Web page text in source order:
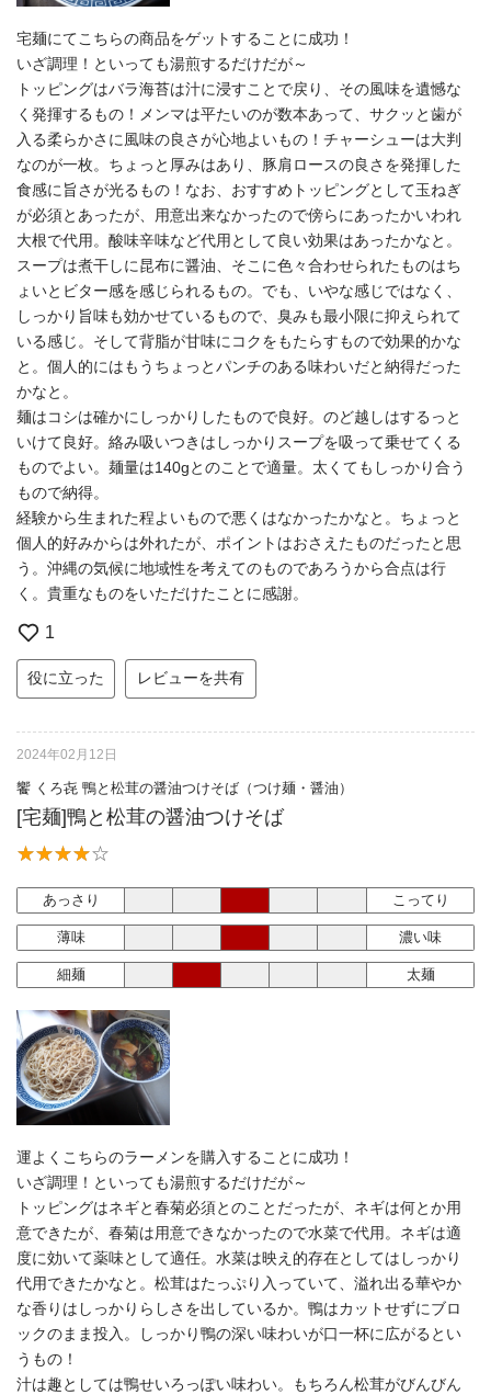
宅麺にてこちらの商品をゲットすることに成功！
いざ調理！といっても湯煎するだけだが～
トッピングはバラ海苔は汁に浸すことで戻り、その風味を遺憾な
く発揮するもの！メンマは平たいのが数本あって、サクッと歯が
入る柔らかさに風味の良さが心地よいもの！チャーシューは大判
なのが一枚。ちょっと厚みはあり、豚肩ロースの良さを発揮した
食感に旨さが光るもの！なお、おすすめトッピングとして玉ねぎ
が必須とあったが、用意出来なかったので傍らにあったかいわれ
大根で代用。酸味辛味など代用として良い効果はあったかなと。
スープは煮干しに昆布に醤油、そこに色々合わせられたものはち
ょいとビター感を感じられるもの。でも、いやな感じではなく、
しっかり旨味も効かせているもので、臭みも最小限に抑えられて
いる感じ。そして背脂が甘味にコクをもたらすもので効果的かな
と。個人的にはもうちょっとパンチのある味わいだと納得だった
かなと。
麺はコシは確かにしっかりしたもので良好。のど越しはするっと
いけて良好。絡み吸いつきはしっかりスープを吸って乗せてくる
ものでよい。麺量は140gとのことで適量。太くてもしっかり合う
もので納得。
経験から生まれた程よいもので悪くはなかったかなと。ちょっと
個人的好みからは外れたが、ポイントはおさえたものだったと思
う。沖縄の気候に地域性を考えてのものであろうから合点は行
く。貴重なものをいただけたことに感謝。
1
役に立った レビューを共有
2024年02月12日
饗 くろ㐂 鴨と松茸の醤油つけそば（つけ麺・醤油）
[宅麺]鴨と松茸の醤油つけそば
あっさり こってり
薄味 濃い味
細麺 太麺
運よくこちらのラーメンを購入することに成功！
いざ調理！といっても湯煎するだけだが～
トッピングはネギと春菊必須とのことだったが、ネギは何とか用
意できたが、春菊は用意できなかったので水菜で代用。ネギは適
度に効いて薬味として適任。水菜は映え的存在としてはしっかり
代用できたかなと。松茸はたっぷり入っていて、溢れ出る華やか
な香りはしっかりらしさを出しているか。鴨はカットせずにブロ
ックのまま投入。しっかり鴨の深い味わいが口一杯に広がるとい
うもの！
汁は趣としては鴨せいろっぽい味わい。もちろん松茸がびんびん